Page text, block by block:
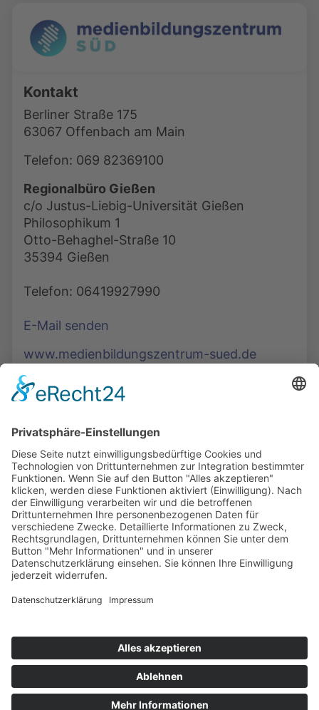
Kontakt
Berliner Straße 175
63067 Offenbach am Main
Telefon: 069 82369100
Regionalbüro Gießen
c/o Justus-Liebig-Universität Gießen
Philosophikum 1
Otto-Behaghel-Straße 10
35394 Gießen
Telefon: 06419927990
E-Mail senden
www.medienbildungszentrum-sued.de
Podcasts, Themen und Informationen.
Entdecken Sie unser Forum für Medien, Bildung
und Demokratie - jederzeit und überall
verfügbar.
Mehr erfahren
COOKIE-EINSTELLUNGEN